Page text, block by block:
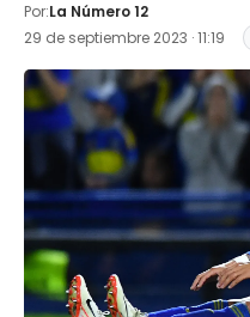
Por:La Número 12
29 de septiembre 2023 · 11:19